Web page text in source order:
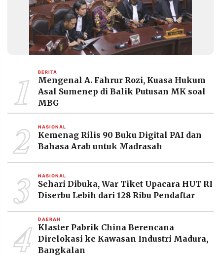
1 BERITA
Mengenal A. Fahrur Rozi, Kuasa Hukum
Asal Sumenep di Balik Putusan MK soal
MBG
2 NASIONAL
Kemenag Rilis 90 Buku Digital PAI dan
Bahasa Arab untuk Madrasah
3 NASIONAL
Sehari Dibuka, War Tiket Upacara HUT RI
Diserbu Lebih dari 128 Ribu Pendaftar
4 DAERAH
Klaster Pabrik China Berencana
Direlokasi ke Kawasan Industri Madura,
Bangkalan